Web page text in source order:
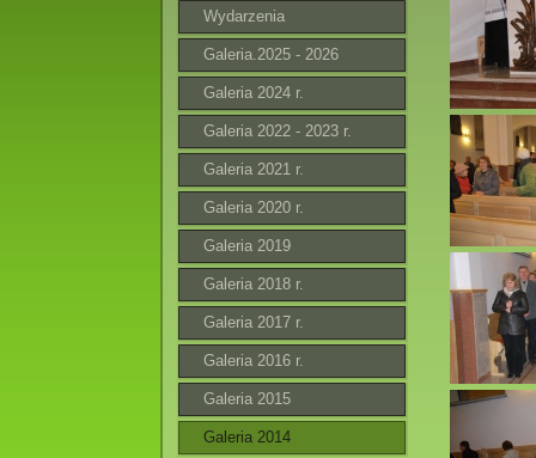
Wydarzenia
Galeria.2025 - 2026
Galeria 2024 r.
Galeria 2022 - 2023 r.
Galeria 2021 r.
Galeria 2020 r.
Galeria 2019
Galeria 2018 r.
Galeria 2017 r.
Galeria 2016 r.
Galeria 2015
Galeria 2014